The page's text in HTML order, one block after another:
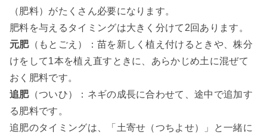
（肥料）がたくさん必要になります。
肥料を与えるタイミングは大きく分けて2回あります。
元肥（もとごえ）：苗を新しく植え付けるときや、株分
けをして1本を植え直すときに、あらかじめ土に混ぜて
おく肥料です。
追肥（ついひ）：ネギの成長に合わせて、途中で追加す
る肥料です。
追肥のタイミングは、「土寄せ（つちよせ）」と一緒に